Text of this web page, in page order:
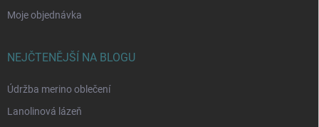
Moje objednávka
NEJČTENĚJŠÍ NA BLOGU
Údržba merino oblečení
Lanolinová lázeň